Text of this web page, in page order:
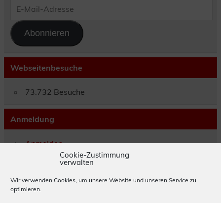
Cookie-Zustimmung
verwalten
Wir verwenden Cookies, um unsere Website und unseren Service zu
optimieren.
Mail-
Abonnieren
Webseitenbesuche
73.732 Besuche
Anmeldung
Anmelden
Eintrags-Feed
Kommentar-Feed
WordPress.org